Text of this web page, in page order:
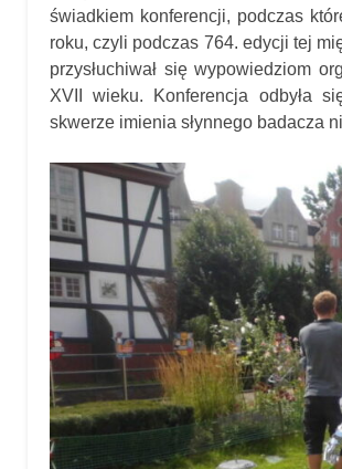
świadkiem konferencji, podczas
roku, czyli podczas 764. edycji tej
przysłuchiwał się wypowiedziom
XVII wieku. Konferencja odbyła
skwerze imienia słynnego badacza